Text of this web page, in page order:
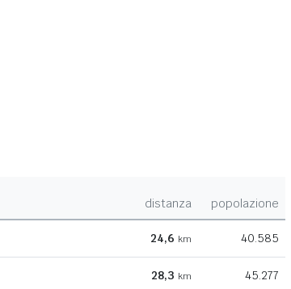
distanza popolazione
24,6 km 40.585
28,3 km 45.277